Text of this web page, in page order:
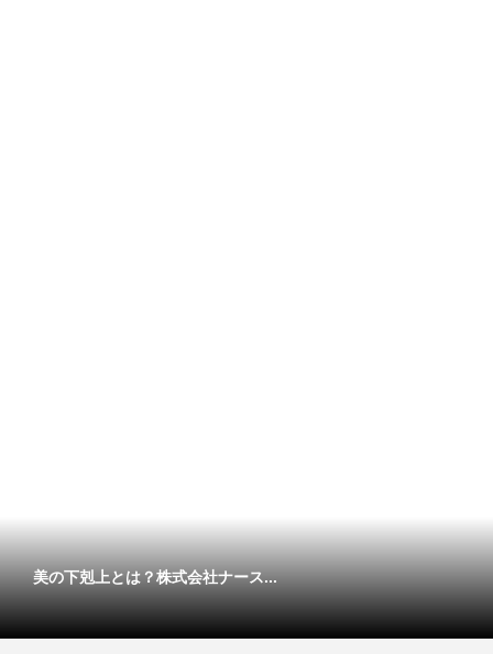
美の下剋上とは？株式会社ナース...